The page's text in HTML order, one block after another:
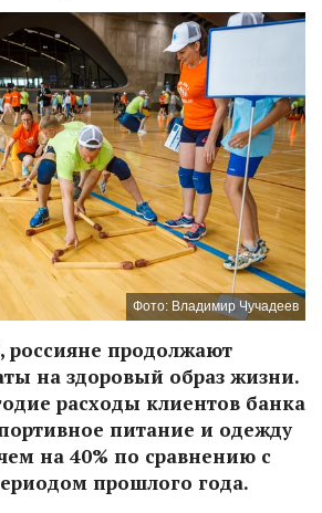
Фото: Владимир Чучадеев
продолжают
на здоровый образ жизни.
расходы клиентов банка
питание и одежду
на 40% по сравнению с
прошлого года.